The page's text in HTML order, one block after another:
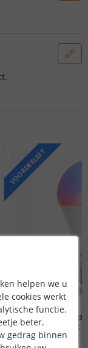
VOORDEELSET
Wifi lamp
9 watt
helpen we u
cookies werkt
functie.
beter.
gedrag binnen